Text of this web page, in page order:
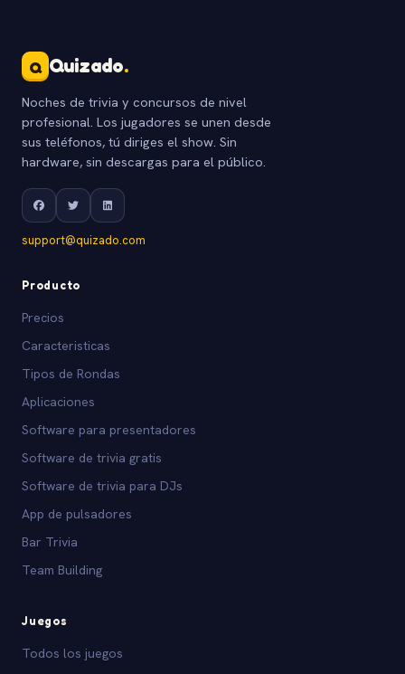
Q Quizado.
Noches de trivia y concursos de nivel
profesional. Los jugadores se unen desde
sus teléfonos, tú diriges el show. Sin
hardware, sin descargas para el público.
support@quizado.com
Producto
Precios
Caracteristicas
Tipos de Rondas
Aplicaciones
Software para presentadores
Software de trivia gratis
Software de trivia para DJs
App de pulsadores
Bar Trivia
Team Building
Juegos
Todos los juegos